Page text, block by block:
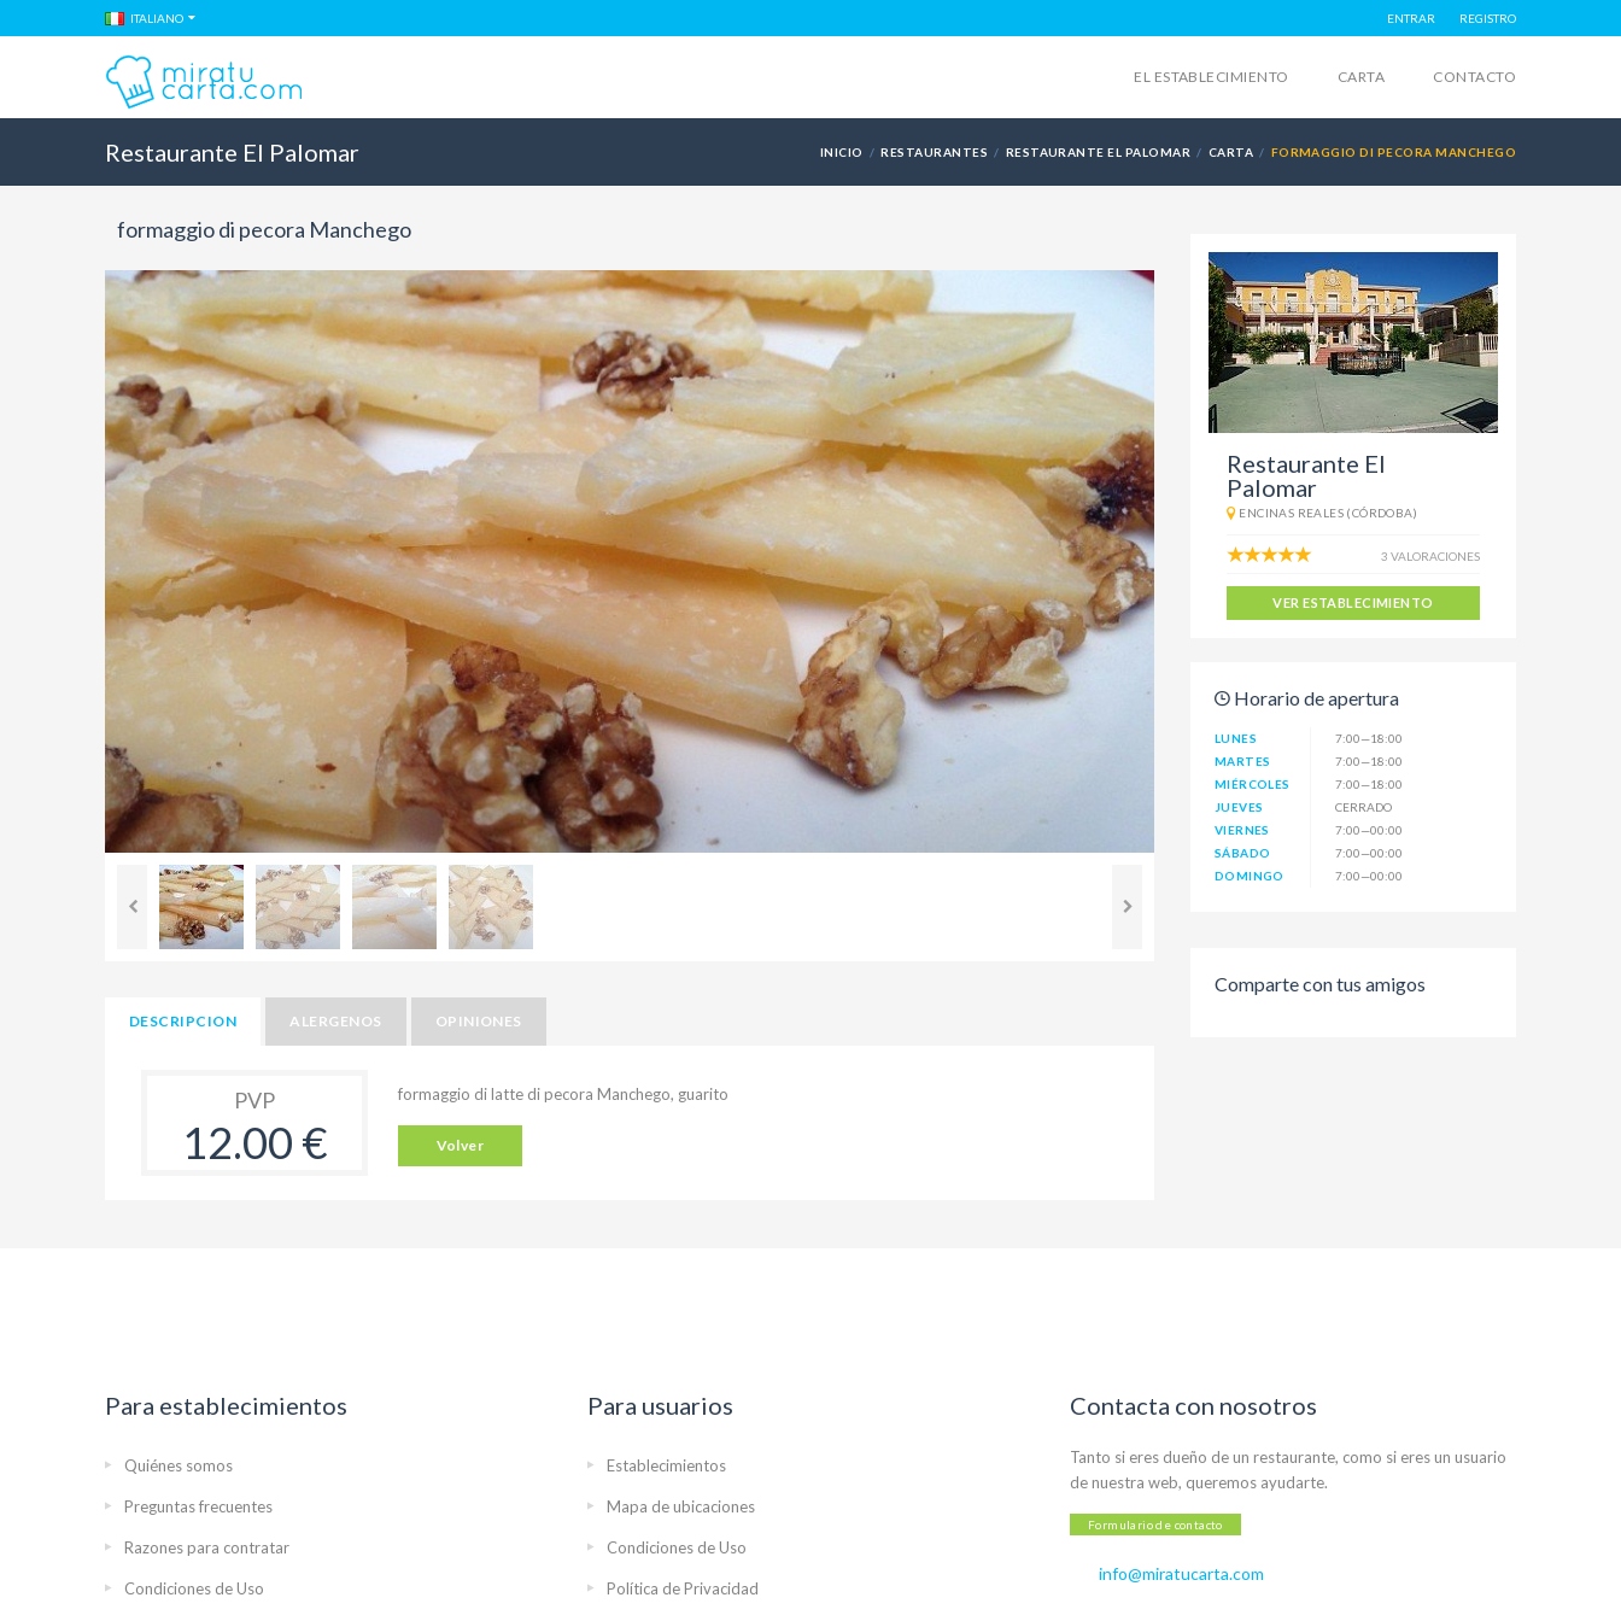
ITALIANO ENTRAR REGISTRO
EL ESTABLECIMIENTO CARTA CONTACTO
Restaurante El Palomar INICIO RESTAURANTES RESTAURANTE EL PALOMAR CARTA FORMAGGIO DI PECORA MANCHEGO
formaggio di pecora Manchego
DESCRIPCION ALERGENOS OPINIONES
PVP
12.00 €
formaggio di latte di pecora Manchego, guarito
Volver
Restaurante El
Palomar
ENCINAS REALES (CÓRDOBA)
3 VALORACIONES
VER ESTABLECIMIENTO
Horario de apertura
LUNES
7:00—18:00
MARTES
7:00—18:00
MIÉRCOLES
7:00—18:00
JUEVES
CERRADO
VIERNES
7:00—00:00
SÁBADO
7:00—00:00
DOMINGO
7:00—00:00
Comparte con tus amigos
Para establecimientos
Quiénes somos
Preguntas frecuentes
Razones para contratar
Condiciones de Uso
Para usuarios
Establecimientos
Mapa de ubicaciones
Condiciones de Uso
Política de Privacidad
Contacta con nosotros
Tanto si eres dueño de un restaurante, como si eres un usuario
de nuestra web, queremos ayudarte.
Formulario de contacto
info@miratucarta.com